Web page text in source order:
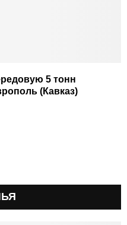
5 тонн
(Кавказ)